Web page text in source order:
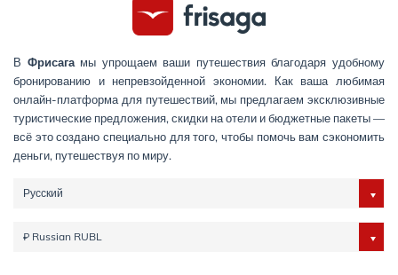
В Фрисагамы упрощаем ваши путешествия благодаря удобному
бронированию и непревзойденной экономии. Как ваша любимая
онлайн-платформа для путешествий, мы предлагаем эксклюзивные
туристические предложения, скидки на отели и бюджетные пакеты —
всё это создано специально для того, чтобы помочь вам сэкономить
деньги, путешествуя по миру.
Русский
₽ Russian RUBL